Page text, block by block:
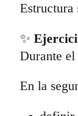
Estructura
✨
Durante
En la